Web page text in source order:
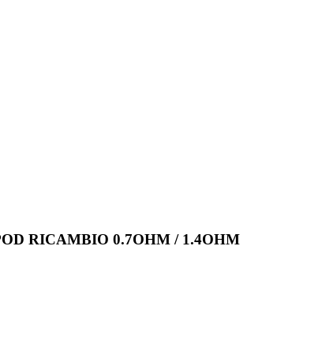
RICAMBIO 0.7OHM / 1.4OHM